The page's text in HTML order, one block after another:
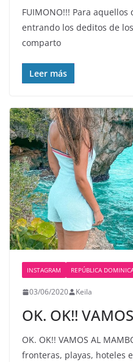
FUIMONO!!! Para
entrando los deditos de
comparto
Leer más
INSTAGRAM REPÚBLICA
03/06/2020 Keila
OK. OK!!
OK. OK!! VAMOS AL
fronteras, playas, hoteles